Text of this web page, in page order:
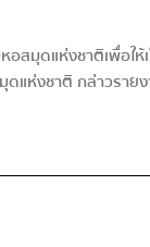
มุดแห่งชาติเพื่อใ
แห่งชาติ กล่าวรา